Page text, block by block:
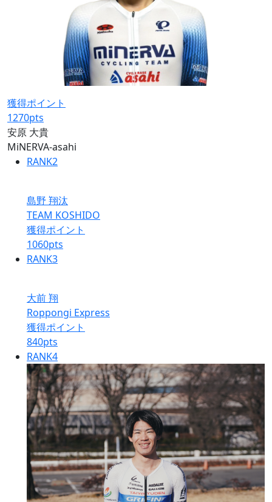
獲得ポイント
1270pts
安原 大貴
MiNERVA-asahi
RANK2
島野 翔汰
TEAM KOSHIDO
獲得ポイント
1060pts
RANK3
大前 翔
Roppongi Express
獲得ポイント
840pts
RANK4